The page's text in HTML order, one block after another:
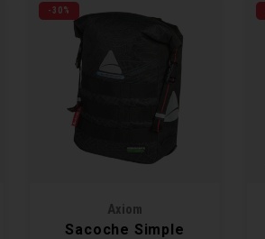
-30%
Axiom
Sacoche Simple